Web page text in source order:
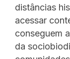
distâncias
acessar
conseguem
da